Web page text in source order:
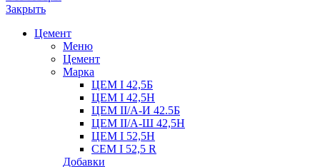
Закрыть
Цемент
Меню
Цемент
Марка
ЦЕМ I 42,5Б
ЦЕМ I 42,5Н
ЦЕМ II/А-И 42.5Б
ЦЕМ II/А-Ш 42,5Н
ЦЕМ I 52,5Н
CEM I 52,5 R
Добавки